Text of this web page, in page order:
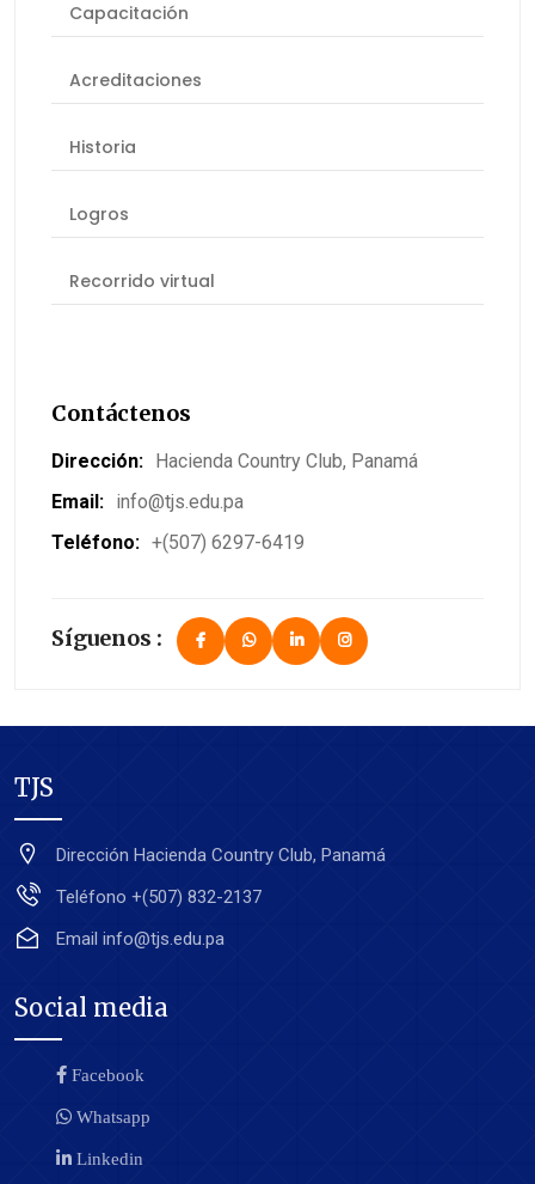
Capacitación
Acreditaciones
Historia
Logros
Recorrido virtual
Contáctenos
Dirección:
Hacienda Country Club, Panamá
Email: info@tjs.edu.pa
Teléfono: +(507) 6297-6419
Síguenos :
TJS
Dirección Hacienda Country Club, Panamá
Teléfono +(507) 832-2137
Email info@tjs.edu.pa
Social media
Facebook
Whatsapp
Linkedin